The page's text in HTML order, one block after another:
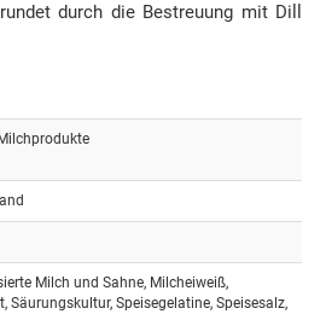
durch die Bestreuung mit Dill
Milch und Sahne, Milcheiweiß,
Säurungskultur, Speisegelatine, Speisesalz,